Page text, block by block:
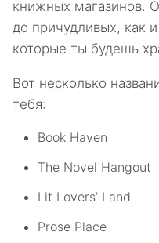
книжных магазинов.
до причудливых, как
которые ты будешь
Вот несколько
тебя:
Book Haven
The Novel Hangout
Lit Lovers’ Land
Prose Place